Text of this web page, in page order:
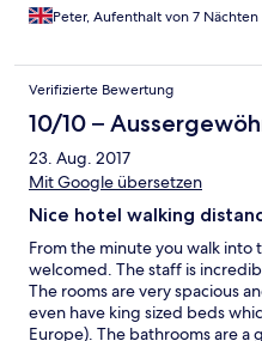
Peter, Aufenthalt von 7 Nächten
Verifizierte Bewertung
10/10 –
23. Aug. 2017
Mit Google übersetzen
Nice hotel walking
From the minute you walk into
welcomed. The staff is
The rooms are very spacious
even have king sized beds
Europe). The bathrooms are a